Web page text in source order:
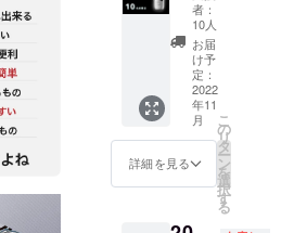
良い商品な
いかな〜と
思っていた
んです。
そこでこの
商品に出会
い、皆さん
にぜひ知っ
込）
16% オ
フ 価
格：
22,176
円（税
込） 送
料：0円
※皆
様のご
イル
シェー
バー単
体1個
シル
バー
【自然
故障に
よる1年
保証】
一般販
価格：
者：
10人
お届
け予
定：
2022
年11
月
詳細を見る
こ
の
リ
タ
ー
ン
を
選
択
す
る